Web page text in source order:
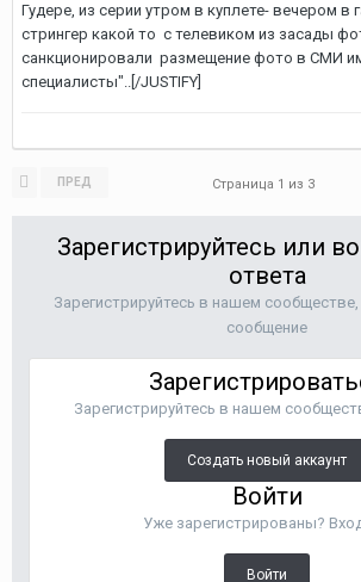
Гудере, из серии утром в куплете- вечером в
стрингер какой то с телевиком из засады
санкционировали размещение фото в СМИ
специалисты"..[/JUSTIFY]
ПРЕД Страница 1 из 3
Зарегистрируйтесь или
ответа
Зарегистрируйтесь в нашем
сообщение
Зарегистрируйтесь в нашем
Создать новый аккаунт
Войти
Уже зарегистрированы?
Войти